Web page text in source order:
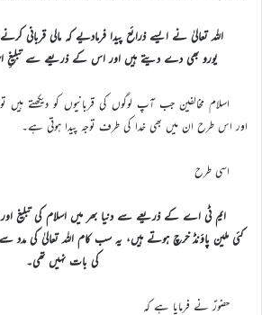
اللہ تعالیٰ نے ایسے ذرائع پیدا فرمادیے کہ مالی قربانی
یورو بھی دے دیتے ہیں اور اس کے ذریعے سے تبلیغِ
اسلام مخالفین جب آپ لوگوں کی قربانیوں کو دیکھتے ہیں
اور اس طرح ان میں بھی خدا کی طرف توجہ پیدا ہوتی ہے۔
اسی طرح
ایم ٹی اے کے ذریعے سے دنیا بھر میں اسلام کی تبلیغ
کئی ملین پاؤنڈ خرچ ہوتے ہیں، یہ سب کام اللہ تعالیٰ کی مدد
کی بات نہیں تھی۔
حضورؑ نے فرمایا ہے کہ